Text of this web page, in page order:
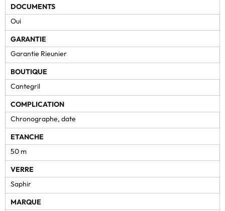
DOCUMENTS
Oui
GARANTIE
Garantie Rieunier
BOUTIQUE
Cantegril
COMPLICATION
Chronographe, date
ETANCHE
50 m
VERRE
Saphir
MARQUE